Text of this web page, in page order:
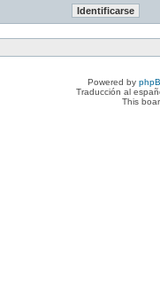
Powered by
Traducción al
This